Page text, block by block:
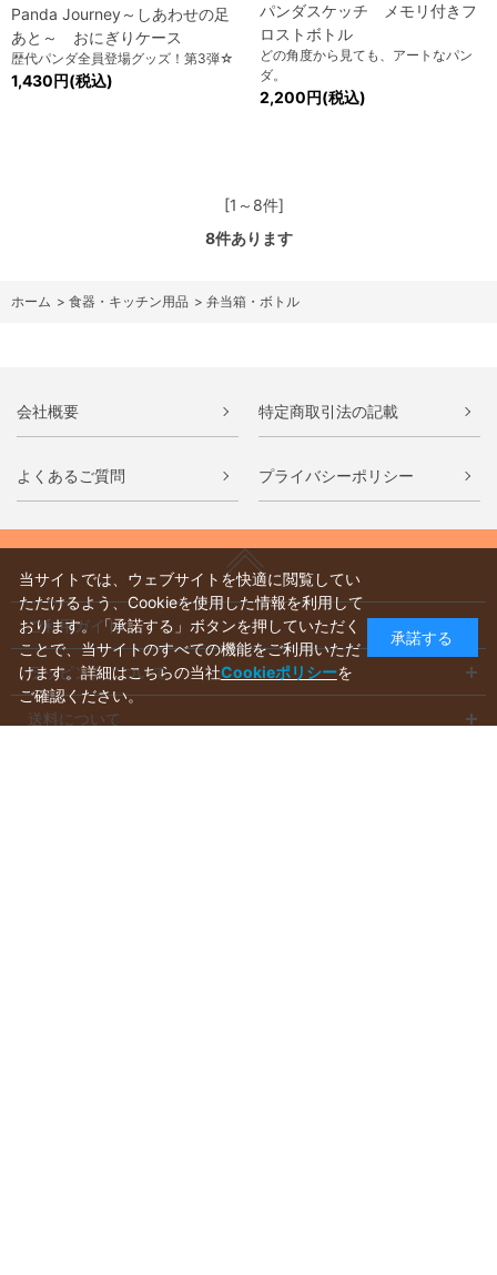
Panda Journey～しあわせの足
あと～ おにぎりケース
歴代パンダ全員登場グッズ！第3弾☆
1,430円(税込)
パンダスケッチ メモリ付きフ
ロストボトル
どの角度から見ても、アートなパン
ダ。
2,200円(税込)
[1～8件]
8件あります
ホーム > 食器・キッチン用品 > 弁当箱・ボトル
会社概要 特定商取引法の記載
よくあるご質問 プライバシーポリシー
ご利用ガイド
ラッピングについて
送料について
当サイトでは、ウェブサイトを快適に閲覧してい
ただけるよう、Cookieを使用した情報を利用して
おります。「承諾する」ボタンを押していただく
ことで、当サイトのすべての機能をご利用いただ
けます。詳細はこちらの当社Cookieポリシーを
ご確認ください。
承諾する